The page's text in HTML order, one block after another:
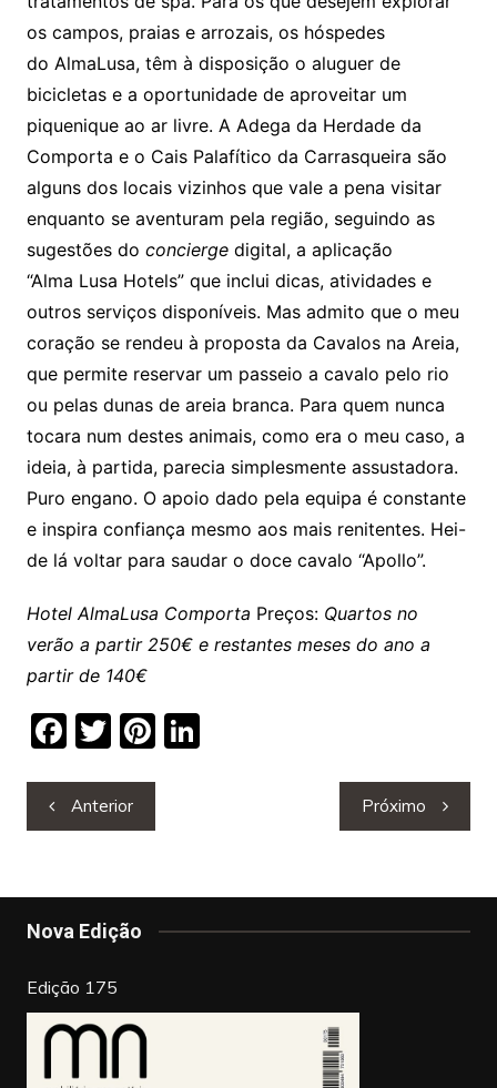
os campos, praias e arrozais, os hóspedes
do AlmaLusa, têm à disposição o aluguer de
bicicletas e a oportunidade de aproveitar um
piquenique ao ar livre. A Adega da Herdade da
Comporta e o Cais Palafítico da Carrasqueira são
alguns dos locais vizinhos que vale a pena visitar
enquanto se aventuram pela região, seguindo as
sugestões do conciergedigital, a aplicação
“Alma Lusa Hotels” que inclui dicas, atividades e
outros serviços disponíveis. Mas admito que o meu
coração se rendeu à proposta da Cavalos na Areia,
que permite reservar um passeio a cavalo pelo rio
ou pelas dunas de areia branca. Para quem nunca
tocara num destes animais, como era o meu caso, a
ideia, à partida, parecia simplesmente assustadora.
Puro engano. O apoio dado pela equipa é constante
e inspira confiança mesmo aos mais renitentes. Hei-
de lá voltar para saudar o doce cavalo “Apollo”.
Hotel AlmaLusa Comporta Preços: Quartos no
verão a partir 250€ e restantes meses do ano a
partir de 140€
F
c
e
o
o
k
T
itt
er
Pi
e
Li
n
Navegação
de
Anterior Próximo
Nova Edição
Edição 175